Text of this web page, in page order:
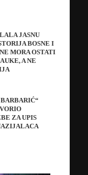
JASNU
BOSNE I
MORA OSTATI
A NE
ZA UPIS